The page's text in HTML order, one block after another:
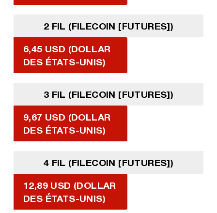
2 FIL (FILECOIN [FUTURES])
6,45 USD (DOLLAR
DES ÉTATS-UNIS)
3 FIL (FILECOIN [FUTURES])
9,67 USD (DOLLAR
DES ÉTATS-UNIS)
4 FIL (FILECOIN [FUTURES])
12,89 USD (DOLLAR
DES ÉTATS-UNIS)